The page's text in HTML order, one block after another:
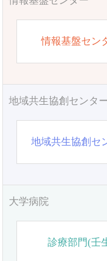
情報基盤セン
地域共生協創センタ
地域共生協創セ
大学病院
診療部門(壬